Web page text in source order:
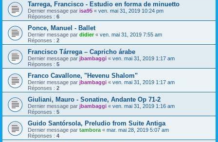
Tarrega, Francisco - Estudio en forma de minuetto
Dernier message par isa95 « ven. mai 31, 2019 10:24 pm
Réponses : 6
Ponce, Manuel - Ballet
Dernier message par didier« ven. mai 31, 2019 7:55 am
Réponses : 2
Francisco Tárrega – Capricho árabe
Dernier message par jbambaggi « ven. mai 31, 2019 1:17 am
Réponses : 5
Franco Cavallone, "Hevenu Shalom"
Dernier message par jbambaggi « ven. mai 31, 2019 1:17 am
Réponses : 2
Giuliani, Mauro - Sonatine, Andante Op 71-2
Dernier message par jbambaggi « ven. mai 31, 2019 1:16 am
Réponses : 5
Guido Santórsola, Preludio from Suite Antiga
Dernier message par tambora « mar. mai 28, 2019 5:07 am
Réponses : 4